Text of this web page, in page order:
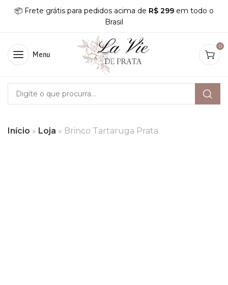
📦 Frete grátis para pedidos acima de R$ 299 em todo o
Brasil
Menu
0
Início » Loja » Brinco Tartaruga Prata